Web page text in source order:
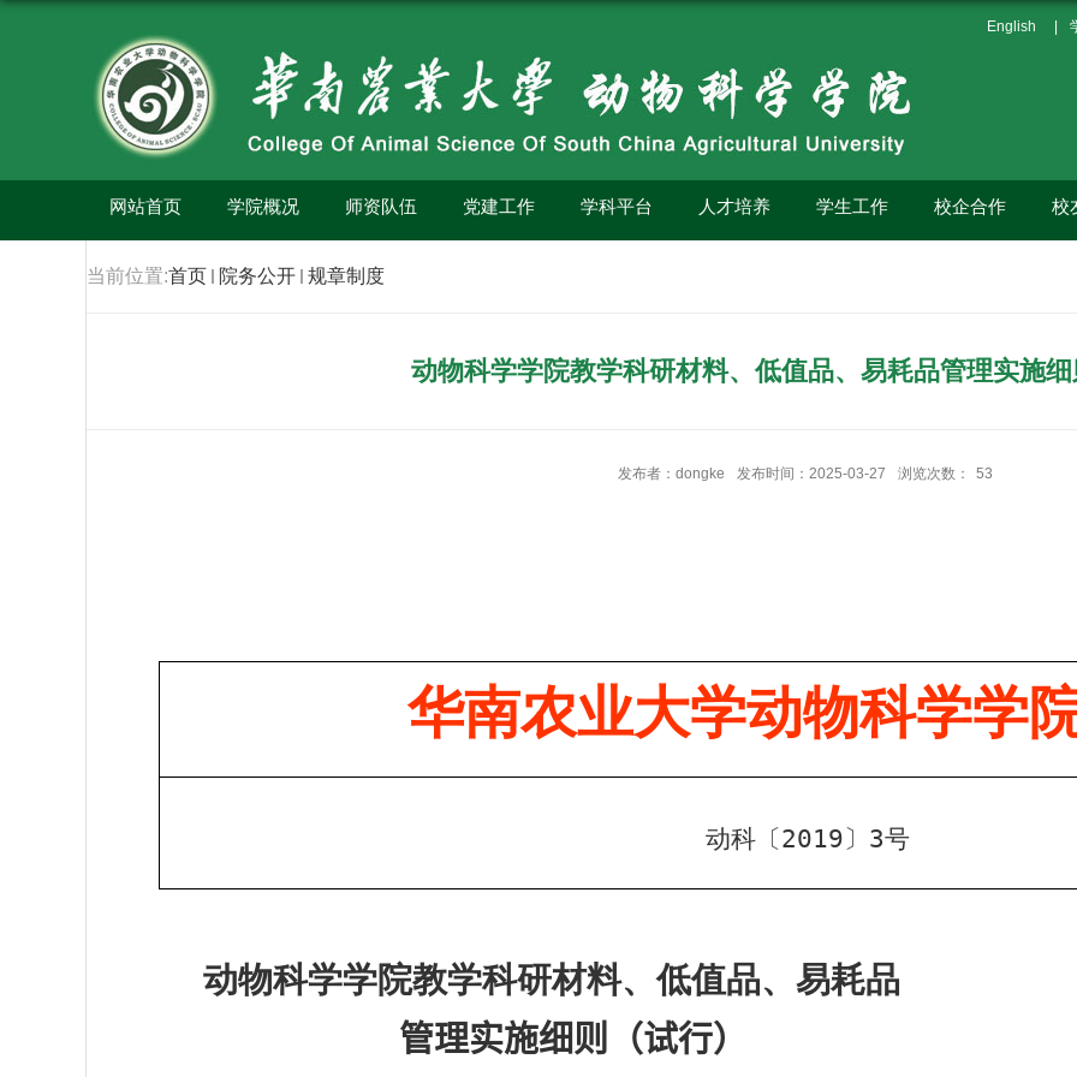
English
网站首页 学院概况 师资队伍 党建工作 学科平台 人才培养 学生工作 校企合作 校
当前位置:首页 院务公开 规章制度
动物科学学院教学科研材料、低值品、易耗品管理实施
发布者：dongke 发布时间：2025-03-27 浏览次数： 53
华南农业大学动物科学学
动科〔2019〕 3号
动物科学学院教学科研材料、低值品、易耗品
管理实施细则（试行）